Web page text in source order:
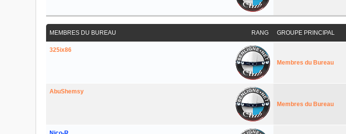
RANG
MEMBRES DU BUREAU GROUPE PRINCIPAL
325ix86
Membres du Bureau
AbuShemsy
Membres du Bureau